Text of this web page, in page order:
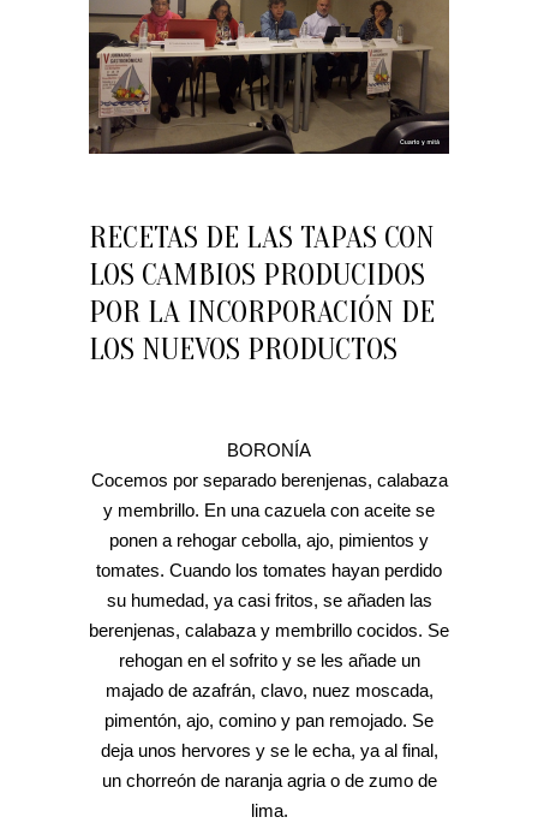
RECETAS DE LAS TAPAS CON
LOS CAMBIOS PRODUCIDOS
POR LA INCORPORACIÓN DE
LOS NUEVOS PRODUCTOS
BORONÍA
Cocemos por separado berenjenas, calabaza
y membrillo. En una cazuela con aceite se
ponen a rehogar cebolla, ajo, pimientos y
tomates. Cuando los tomates hayan perdido
su humedad, ya casi fritos, se añaden las
berenjenas, calabaza y membrillo cocidos. Se
rehogan en el sofrito y se les añade un
majado de azafrán, clavo, nuez moscada,
pimentón, ajo, comino y pan remojado. Se
deja unos hervores y se le echa, ya al final,
un chorreón de naranja agria o de zumo de
lima.